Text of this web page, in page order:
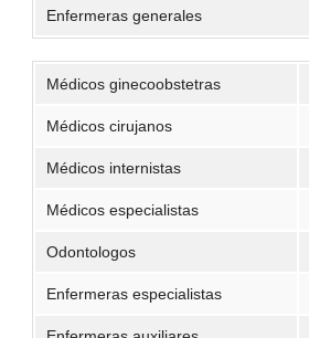
Enfermeras generales
Médicos ginecoobstetras
Médicos cirujanos
Médicos internistas
Médicos especialistas
Odontologos
Enfermeras especialistas